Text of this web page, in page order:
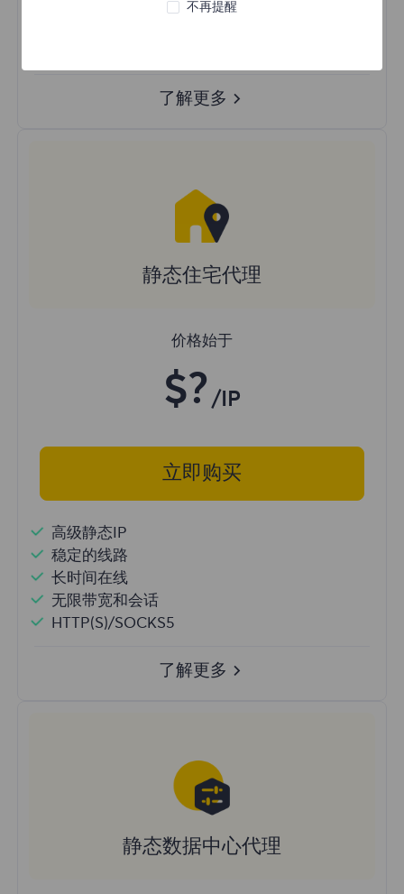
了解更多
静态住宅代理
价格始于
$? /IP
立即购买
高级静态IP
稳定的线路
长时间在线
无限带宽和会话
HTTP(S)/SOCKS5
了解更多
静态数据中心代理
不再提醒